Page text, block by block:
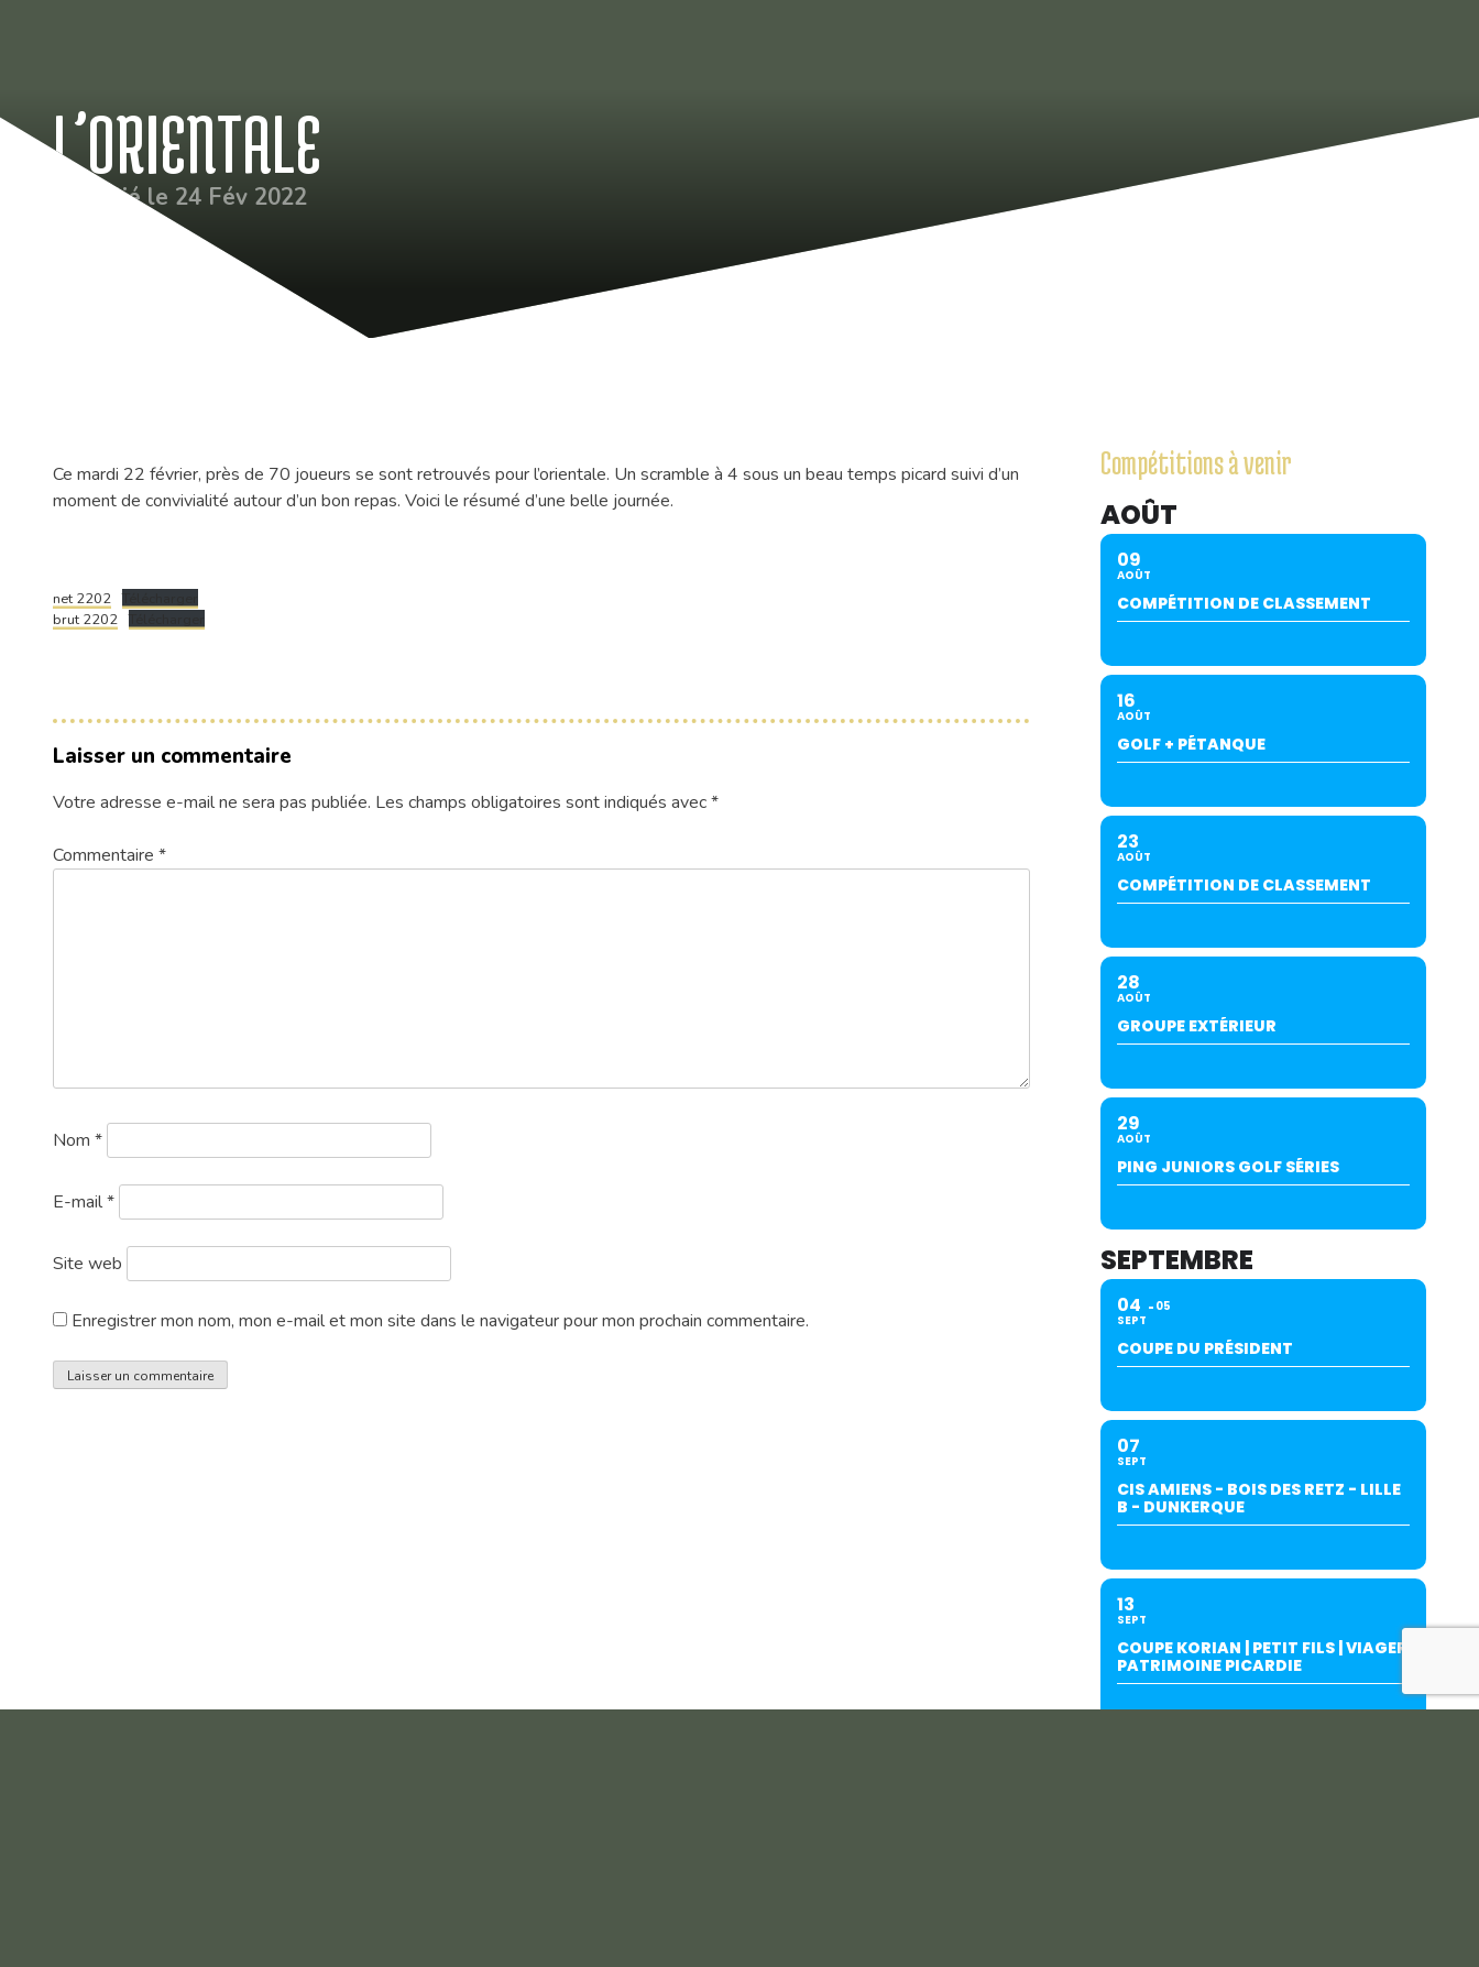
L’ORIENTALE
Publié le 24 Fév 2022
Ce mardi 22 février, près de 70 joueurs se sont retrouvés pour l’orientale. Un scramble à 4 sous un beau temps picard suivi d’un
moment de convivialité autour d’un bon repas. Voici le résumé d’une belle journée.
net 2202 Télécharger
brut 2202 Télécharger
Laisser un commentaire
Votre adresse e-mail ne sera pas publiée. Les champs obligatoires sont indiqués avec*
Commentaire *
Nom *
E-mail*
Site web
Enregistrer mon nom, mon e-mail et mon site dans le navigateur pour mon prochain commentaire.
Compétitions à venir
AOÛT
09
AOÛT
COMPÉTITION DE CLASSEMENT
16
AOÛT
GOLF + PÉTANQUE
23
AOÛT
COMPÉTITION DE CLASSEMENT
28
AOÛT
GROUPE EXTÉRIEUR
29
AOÛT
PING JUNIORS GOLF SÉRIES
SEPTEMBRE
04
SEPT
05
COUPE DU PRÉSIDENT
07
SEPT
CIS AMIENS - BOIS DES RETZ - LILLE
B - DUNKERQUE
13
SEPT
COUPE KORIAN | PETIT FILS | VIAGER
PATRIMOINE PICARDIE